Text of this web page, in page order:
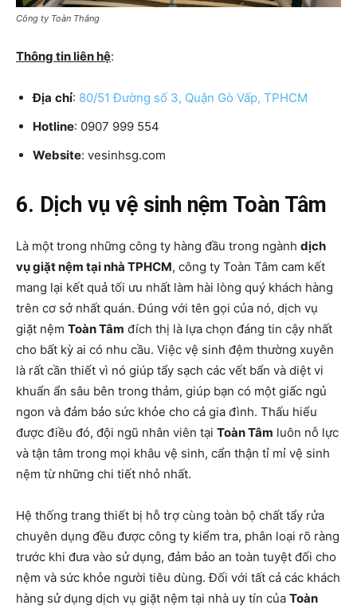
Công ty Toàn Thắng
Thông tin liên hệ:
Địa chỉ: 80/51 Đường số 3, Quận Gò Vấp, TPHCM
Hotline: 0907 999 554
Website: vesinhsg.com
6. Dịch vụ vệ sinh nệm Toàn Tâm
Là một trong những công ty hàng đầu trong ngành dịch
vụ giặt nệm tại nhà TPHCM, công ty Toàn Tâm cam kết
mang lại kết quả tối ưu nhất làm hài lòng quý khách hàng
trên cơ sở nhất quán. Đúng với tên gọi của nó, dịch vụ
giặt nệm Toàn Tâm đích thị là lựa chọn đáng tin cậy nhất
cho bất kỳ ai có nhu cầu. Việc vệ sinh đệm thường xuyên
là rất cần thiết vì nó giúp tẩy sạch các vết bẩn và diệt vi
khuẩn ẩn sâu bên trong thảm, giúp bạn có một giấc ngủ
ngon và đảm bảo sức khỏe cho cả gia đình. Thấu hiểu
được điều đó, đội ngũ nhân viên tại Toàn Tâm luôn nỗ lực
và tận tâm trong mọi khâu vệ sinh, cẩn thận tỉ mỉ vệ sinh
nệm từ những chi tiết nhỏ nhất.
Hệ thống trang thiết bị hỗ trợ cùng toàn bộ chất tẩy rửa
chuyên dụng đều được công ty kiểm tra, phân loại rõ ràng
trước khi đưa vào sử dụng, đảm bảo an toàn tuyệt đối cho
nệm và sức khỏe người tiêu dùng. Đối với tất cả các khách
hàng sử dụng dịch vụ giặt nệm tại nhà uy tín của Toàn